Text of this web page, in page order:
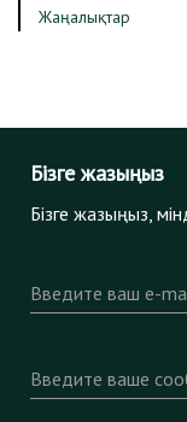
Жаңалықтар
Бізге жазыңыз
Бізге жазыңыз,
Введите ваш e-
Введите ваше